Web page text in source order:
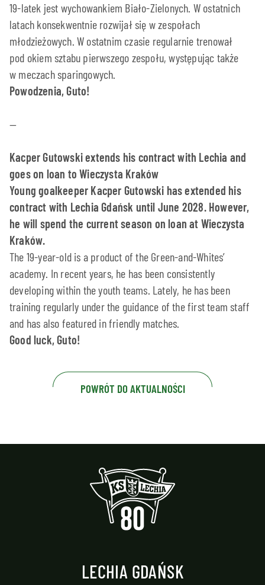
19-latek jest wychowankiem Biało-Zielonych. W ostatnich
latach konsekwentnie rozwijał się w zespołach
młodzieżowych. W ostatnim czasie regularnie trenował
pod okiem sztabu pierwszego zespołu, występując także
w meczach sparingowych.
Powodzenia, Guto!
—
Kacper Gutowski extends his contract with Lechia and
goes on loan to Wieczysta Kraków
Young goalkeeper Kacper Gutowski has extended his
contract with Lechia Gdańsk until June 2028. However,
he will spend the current season on loan at Wieczysta
Kraków.
The 19-year-old is a product of the Green-and-Whites’
academy. In recent years, he has been consistently
developing within the youth teams. Lately, he has been
training regularly under the guidance of the first team staff
and has also featured in friendly matches.
Good luck, Guto!
POWRÓT DO AKTUALNOŚCI
LECHIA GDAŃSK